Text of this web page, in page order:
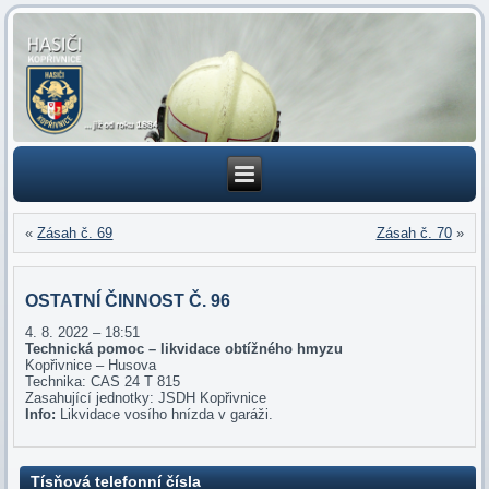
«Zásah č. 69 Zásah č. 70»
OSTATNÍ ČINNOST Č. 96
4. 8. 2022 – 18:51
Technická pomoc – likvidace obtížného hmyzu
Kopřivnice – Husova
Technika: CAS 24 T 815
Zasahující jednotky: JSDH Kopřivnice
Info: Likvidace vosího hnízda v garáži.
Tísňová telefonní čísla